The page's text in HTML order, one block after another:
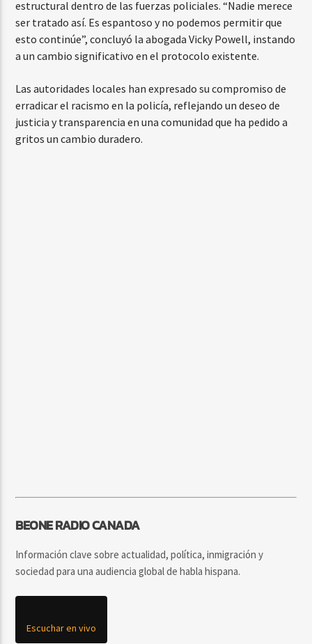
estructural dentro de las fuerzas policiales. “Nadie merece
ser tratado así. Es espantoso y no podemos permitir que
esto continúe”, concluyó la abogada Vicky Powell, instando
a un cambio significativo en el protocolo existente.
Las autoridades locales han expresado su compromiso de
erradicar el racismo en la policía, reflejando un deseo de
justicia y transparencia en una comunidad que ha pedido a
gritos un cambio duradero.
BEONE RADIO CANADA
Información clave sobre actualidad, política, inmigración y
sociedad para una audiencia global de habla hispana.
Escuchar en vivo